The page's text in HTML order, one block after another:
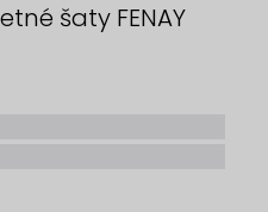
šaty FENAY